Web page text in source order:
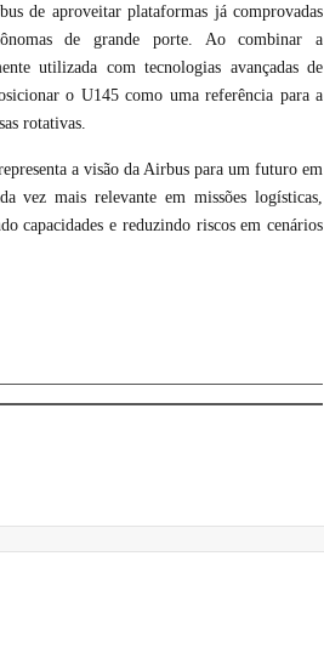
de aproveitar plataformas já comprovadas
de grande porte. Ao combinar a
utilizada com tecnologias avançadas de
o U145 como uma referência para a
rotativas.
a visão da Airbus para um futuro em
vez mais relevante em missões logísticas,
capacidades e reduzindo riscos em cenários